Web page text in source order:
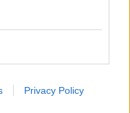
Privacy Policy
ismereteit